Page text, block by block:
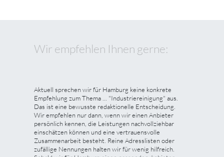
Wir empfehlen Ihnen gerne:
Aktuell sprechen wir für Hamburg keine konkrete
Empfehlung zum Thema ... "Industriereinigung" aus.
Das ist eine bewusste redaktionelle Entscheidung.
Wir empfehlen nur dann, wenn wir einen Anbieter
persönlich kennen, die Leistungen nachvollziehbar
einschätzen können und eine vertrauensvolle
Zusammenarbeit besteht. Reine Adresslisten oder
zufällige Nennungen halten wir für wenig hilfreich.